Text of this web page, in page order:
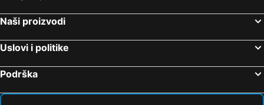
Naši proizvodi
Uslovi i politike
Podrška